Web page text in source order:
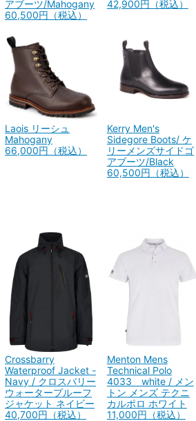
アブーツ/Mahogany
60,500円（税込）
42,900円（税込）
Laois リーシュ
Mahogany
66,000円（税込）
Kerry Men's
Sidegore Boots/ ケ
リーメンズサイドゴ
アブーツ/Black
60,500円（税込）
Crossbarry
Waterproof Jacket -
Navy / クロスバリー
ウォータープルーフ
ジャケット ネイビー
40,700円（税込）
Menton Mens
Technical Polo
4033 white / メン
トン メンズ テクニ
カルポロ ホワイト
11,000円（税込）